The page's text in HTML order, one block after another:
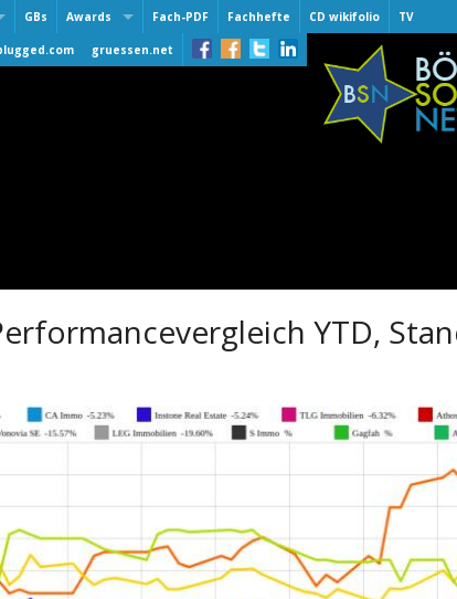
GBs Awards
Smeil Award
Fach-PDF Fachhefte CD wikifolio TV
gruessen.net
YTD,